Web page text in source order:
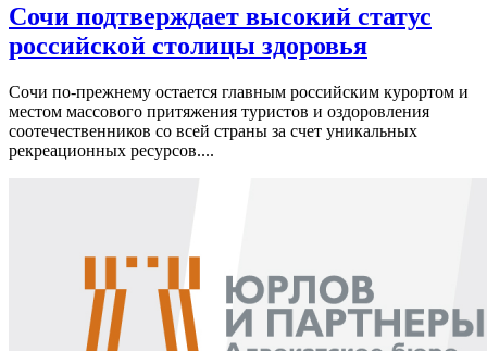
Сочи подтверждает высокий статус
российской столицы здоровья
Сочи по-прежнему остается главным российским курортом и
местом массового притяжения туристов и оздоровления
соотечественников со всей страны за счет уникальных
рекреационных ресурсов....